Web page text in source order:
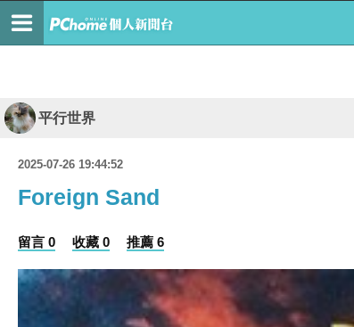
平行世界
2025-07-26 19:44:52
Foreign Sand
留言 0 收藏 0 推薦 6